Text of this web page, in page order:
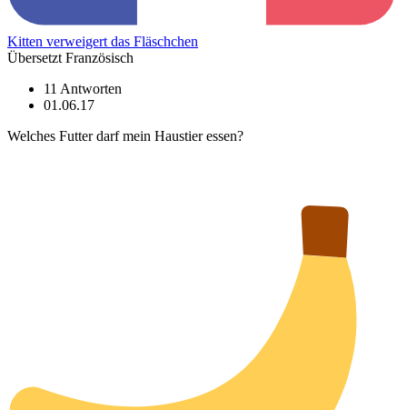
Kitten verweigert das Fläschchen
Übersetzt Französisch
11 Antworten
01.06.17
Welches Futter darf mein Haustier essen?